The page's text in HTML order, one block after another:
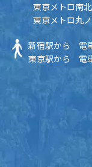
東京メトロ南
東京メトロ丸
新宿駅から 電
東京駅から 電